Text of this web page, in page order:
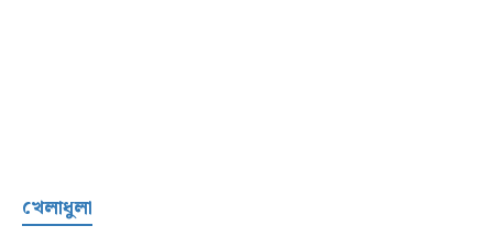
খেলাধুলা